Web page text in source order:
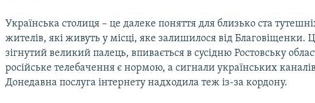
Українська столиця – це далеке поняття для близько ста
жителів, які живуть у місці, яке залишилося від Благовіщенки.
зігнутий великий палець, впивається в сусідню Ростовську
російське телебачення є нормою, а сигнали українських
Донедавна послуга інтернету надходила теж із-за кордону.